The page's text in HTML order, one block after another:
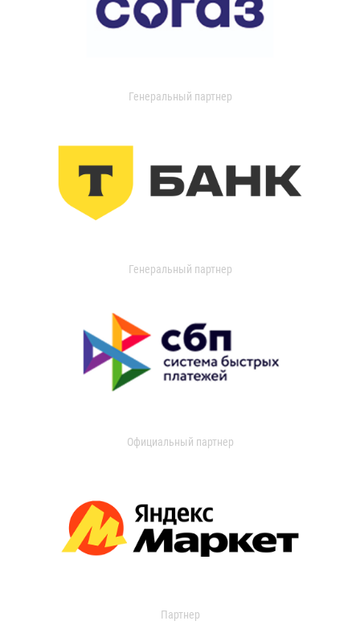
Генеральный партнер
Генеральный партнер
Официальный партнер
Партнер